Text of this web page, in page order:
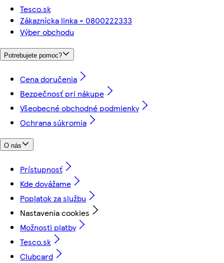
Tesco.sk
Zákaznícka linka - 0800222333
Výber obchodu
Potrebujete pomoc?
Cena doručenia
Bezpečnosť pri nákupe
Všeobecné obchodné podmienky
Ochrana súkromia
O nás
Prístupnosť
Kde dovážame
Poplatok za službu
Nastavenia cookies
Možnosti platby
Tesco.sk
Clubcard